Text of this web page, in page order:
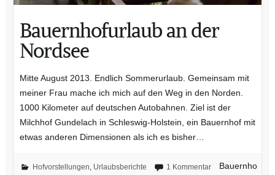
Bauernhofurlaub an der
Nordsee
Mitte August 2013. Endlich Sommerurlaub. Gemeinsam mit
meiner Frau mache ich mich auf den Weg in den Norden.
1000 Kilometer auf deutschen Autobahnen. Ziel ist der
Milchhof Gundelach in Schleswig-Holstein, ein Bauernhof mit
etwas anderen Dimensionen als ich es bisher…
Hofvorstellungen, Urlaubsberichte 1 Kommentar
Bauernho